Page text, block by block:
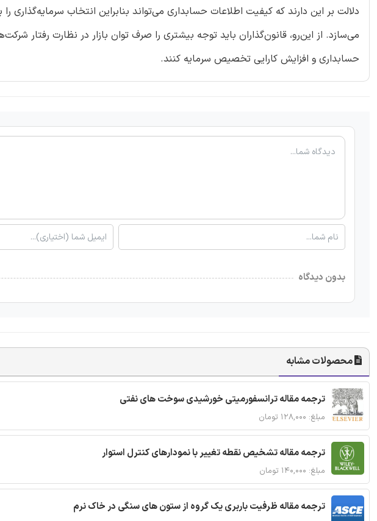
دلالت بر این دارند که کیفیت اطلاعات حسابداری می‌تواند بنابراین انتخاب سرمایه‌گذاری
می‌سازد. از این‌رو، قانون‌گذاران باید توجه بیشتری را صرف توان بازار در نظارت رفتار
حسابداری و افزایش کارایی تخصیص سرمایه کنند.
بدون دیدگاه
محصولات مشابه
ترجمه مقاله ترانسفورمیتی خورشیدی سوخت های نفتی
مبلغ: ۱۲۸,۰۰۰ تومان
ترجمه مقاله تشخیص نقطه تغییر با نمودارهای کنترل استوار
مبلغ: ۱۴۰,۰۰۰ تومان
ترجمه مقاله ظرفیت باربری یک گروه از ستون های سنگی در خاک نرم